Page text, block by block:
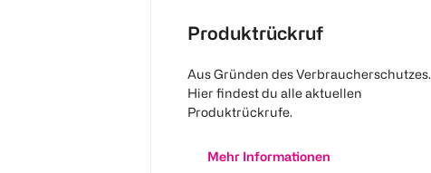
Produktrückruf
Aus Gründen des Verbraucherschutzes.
Hier findest du alle aktuellen
Produktrückrufe.
Mehr Informationen